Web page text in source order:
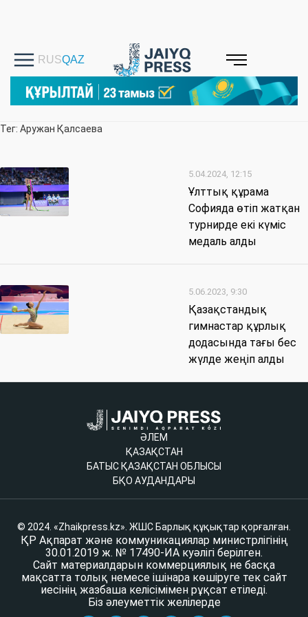
Тег: Аружан Қалсаева
5.04.2024, 12:15
Ұлттық құрама
Софияда өтіп жатқан
турнирде екі күміс
медаль алды
5.06.2023, 9:30
Қазақстандық
гимнастар құрлық
додасында тағы бес
жүлде жеңіп алды
ӘЛЕМ
ҚАЗАҚСТАН
БАТЫС ҚАЗАҚСТАН ОБЛЫСЫ
БҚО АУДАНДАРЫ
© 2024. «Zhaikpress.kz». ЖШС Барлық құқықтар қорғалған.
ҚР Ақпарат және коммуникациялар министрлігінің
30.01.2019 ж. № 17490-ИА куәлігі берілген.
Сайт материалдарын коммерциялық не басқа
мақсатта толық немесе ішінара көшіруге тек сайт
иесінің жазбаша келісімімен рұқсат етіледі.
Біз әлеуметтік желілерде